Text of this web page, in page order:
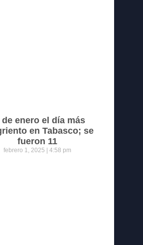
de enero el día más
en Tabasco; se
fueron 11
febrero 1, 2025 4:58 pm